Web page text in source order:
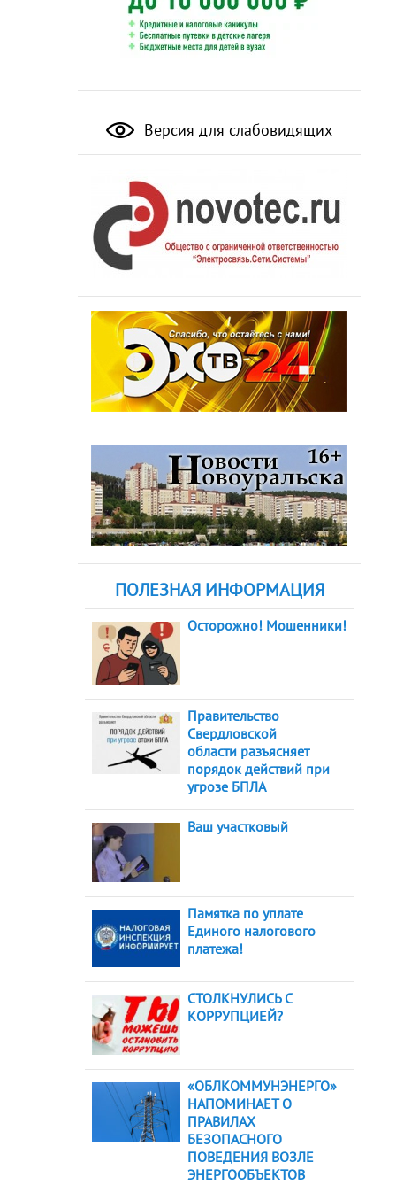
Версия для слабовидящих
ПОЛЕЗНАЯ ИНФОРМАЦИЯ
Осторожно! Мошенники!
Правительство
Свердловской
области разъясняет
порядок действий при
угрозе БПЛА
Ваш участковый
Памятка по уплате
Единого налогового
платежа!
СТОЛКНУЛИСЬ С
КОРРУПЦИЕЙ?
«ОБЛКОММУНЭНЕРГО»
НАПОМИНАЕТ О
ПРАВИЛАХ
БЕЗОПАСНОГО
ПОВЕДЕНИЯ ВОЗЛЕ
ЭНЕРГООБЪЕКТОВ